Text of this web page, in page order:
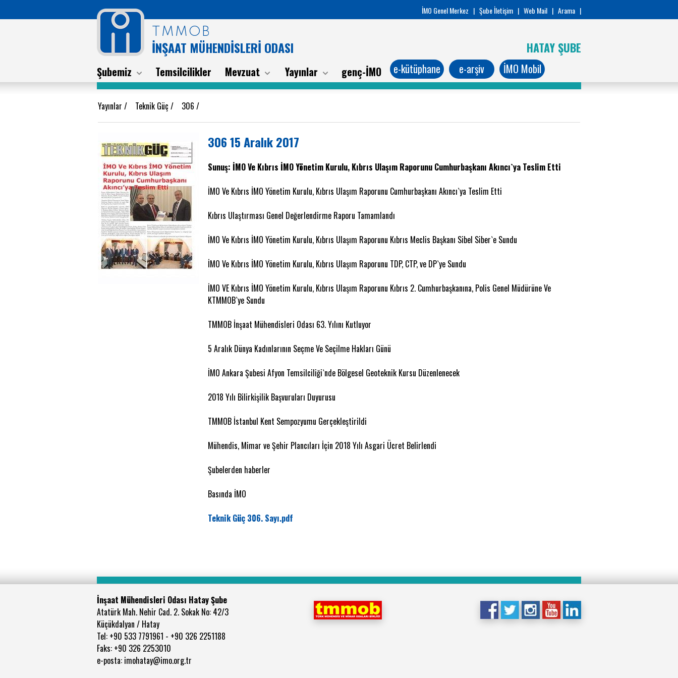
İMO Genel Merkez | Şube İletişim | Web Mail | Arama |
TMMOB
İNŞAAT MÜHENDİSLERİ ODASI HATAY ŞUBE
Şubemiz Temsilcilikler Mevzuat Yayınlar genç-İMO e-kütüphane e-arşiv İMO Mobil
Yayınlar / Teknik Güç / 306 /
306 15 Aralık 2017
Sunuş: İMO Ve Kıbrıs İMO Yönetim Kurulu, Kıbrıs Ulaşım Raporunu Cumhurbaşkanı Akıncı`ya Teslim Etti
İMO Ve Kıbrıs İMO Yönetim Kurulu, Kıbrıs Ulaşım Raporunu Cumhurbaşkanı Akıncı`ya Teslim Etti
Kıbrıs Ulaştırması Genel Değerlendirme Raporu Tamamlandı
İMO Ve Kıbrıs İMO Yönetim Kurulu, Kıbrıs Ulaşım Raporunu Kıbrıs Meclis Başkanı Sibel Siber`e Sundu
İMO Ve Kıbrıs İMO Yönetim Kurulu, Kıbrıs Ulaşım Raporunu TDP, CTP, ve DP`ye Sundu
İMO VE Kıbrıs İMO Yönetim Kurulu, Kıbrıs Ulaşım Raporunu Kıbrıs 2. Cumhurbaşkanına, Polis Genel Müdürüne Ve
KTMMOB`ye Sundu
TMMOB İnşaat Mühendisleri Odası 63. Yılını Kutluyor
5 Aralık Dünya Kadınlarının Seçme Ve Seçilme Hakları Günü
İMO Ankara Şubesi Afyon Temsilciliği`nde Bölgesel Geoteknik Kursu Düzenlenecek
2018 Yılı Bilirkişilik Başvuruları Duyurusu
TMMOB İstanbul Kent Sempozyumu Gerçekleştirildi
Mühendis, Mimar ve Şehir Plancıları İçin 2018 Yılı Asgari Ücret Belirlendi
Şubelerden haberler
Basında İMO
Teknik Güç 306. Sayı.pdf
İnşaat Mühendisleri Odası Hatay Şube
Atatürk Mah. Nehir Cad. 2. Sokak No: 42/3
Küçükdalyan / Hatay
Tel: +90 533 7791961 - +90 326 2251188
Faks: +90 326 2253010
e-posta: imohatay@imo.org.tr